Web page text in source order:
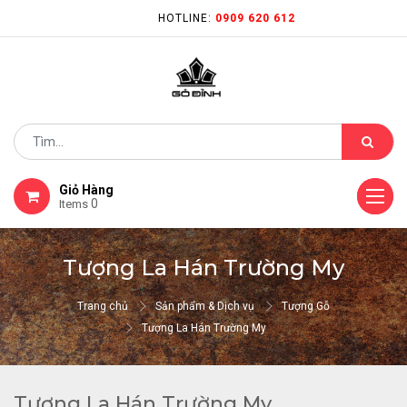
HOTLINE: 0909 620 612
Giỏ Hàng
Items 0
Tượng La Hán Trường My
Trang chủ Sản phẩm & Dịch vụ
Tượng Gỗ
Tượng La Hán Trường My